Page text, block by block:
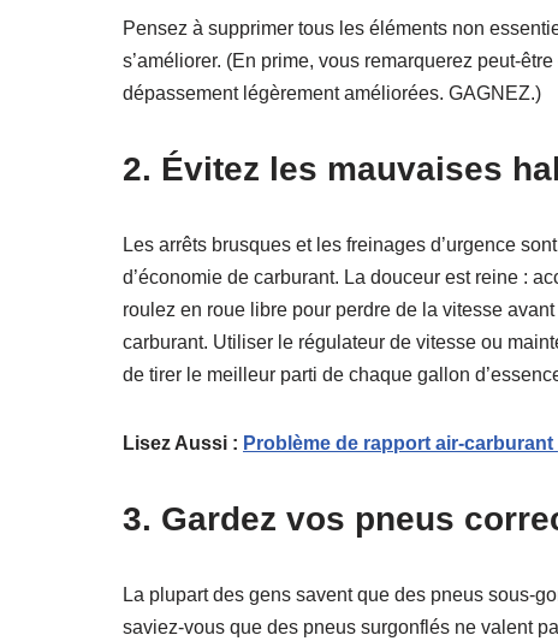
Pensez à supprimer tous les éléments non
s’améliorer. (En prime, vous remarquerez peut-
dépassement légèrement améliorées. GAGNEZ.)
2. Évitez les mauvaises
Les arrêts brusques et les freinages d’urgence
d’économie de carburant. La douceur est reine :
roulez en roue libre pour perdre de la vitesse
carburant. Utiliser le régulateur de vitesse ou
de tirer le meilleur parti de chaque gallon
Lisez Aussi : Problème de rapport air-
3. Gardez vos pneus
La plupart des gens savent que des pneus sous-
saviez-vous que des pneus surgonflés ne valent